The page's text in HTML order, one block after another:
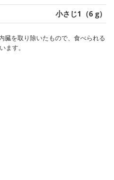
小さじ1（6 g）
臓を取り除いたもので、食べられる
ます。